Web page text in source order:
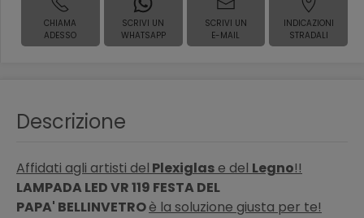
CHIAMA
ADESSO
SCRIVI UN
WHATSAPP
SCRIVI UN
E-MAIL
INDICAZIONI
STRADALI
Descrizione
Affidati agli artisti del Plexiglase del Legno!!
LAMPADA LED VR 119 FESTA DEL
PAPA' BELLINVETROè la soluzione giusta per te!